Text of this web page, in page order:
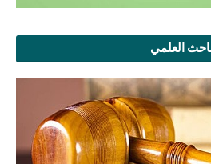
العلمي